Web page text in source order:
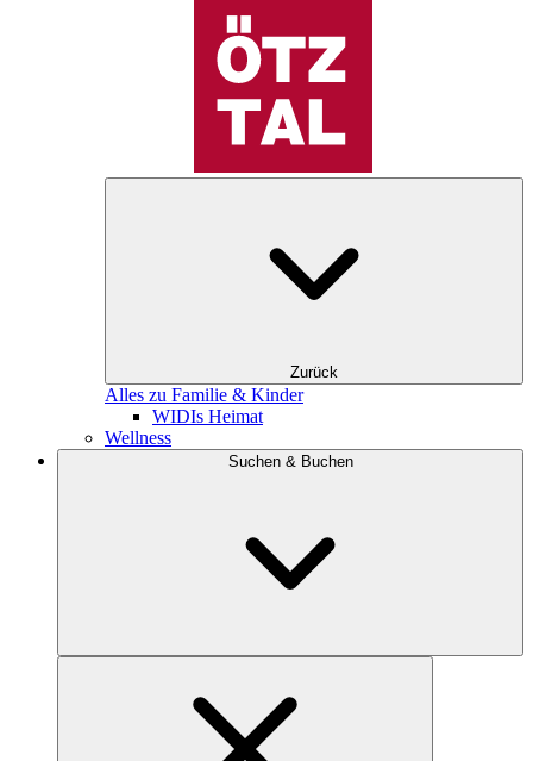
Zurück
Alles zu Familie & Kinder
WIDIs Heimat
Wellness
Suchen & Buchen